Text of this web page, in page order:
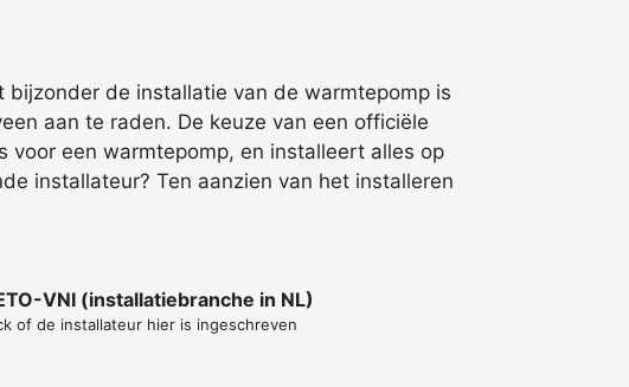
de installatie van de warmtepomp is
aan te raden. De keuze van een officiële
een warmtepomp, en installeert alles op
installateur? Ten aanzien van het installeren
VNI (installatiebranche in NL)
of de installateur hier is ingeschreven